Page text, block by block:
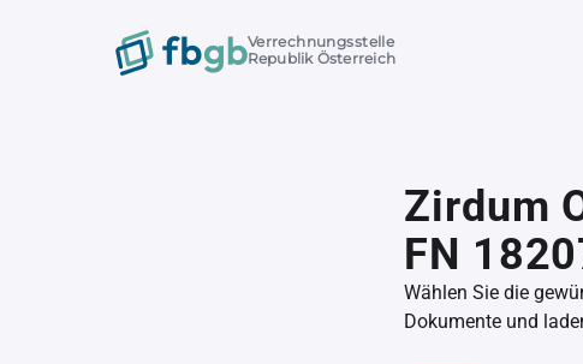
Verrechnungsstelle
Republik Österreich
Zirdum
FN
Wählen Sie die
Dokumente und